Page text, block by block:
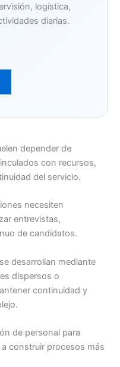
logística,
diarias.
depender de
con recursos,
del servicio.
necesiten
entrevistas,
de candidatos.
desarrollan mediante
dispersos o
continuidad y
de personal para
construir procesos más